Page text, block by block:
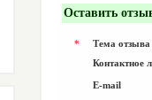
Оставить
*
Тема отзыва
Контактное
E-mail